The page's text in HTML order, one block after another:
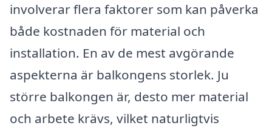
involverar flera faktorer som kan påverka
både kostnaden för material och
installation. En av de mest avgörande
aspekterna är balkongens storlek. Ju
större balkongen är, desto mer material
och arbete krävs, vilket naturligtvis